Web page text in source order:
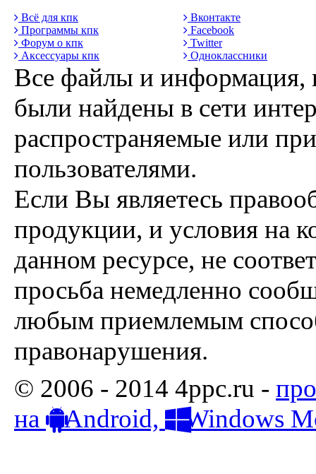
Всё для кпк
Программы кпк
Форум о кпк
Аксессуары кпк
Вконтакте
Facebook
Twitter
Одноклассники
Все файлы и информация,
были найдены в сети
распространяемые или
пользователями.
Если Вы являетесь
продукции, и условия на
данном ресурсе, не
просьба немедленно
любым приемлемым
правонарушения.
© 2006 - 2014 4ppc.ru -
на
Android, Windows